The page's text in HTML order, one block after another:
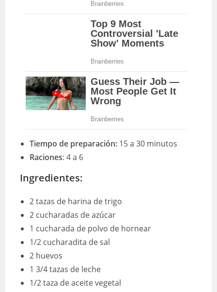
Tiempo de preparación: 15 a 30 minutos
Raciones: 4 a 6
Ingredientes:
2 tazas de harina de trigo
2 cucharadas de azúcar
1 cucharada de polvo de hornear
1/2 cucharadita de sal
2 huevos
1 3/4 tazas de leche
1/2 taza de aceite vegetal